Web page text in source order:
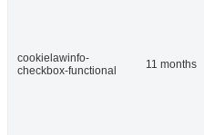
cookielawinfo-
checkbox-functional
11 months